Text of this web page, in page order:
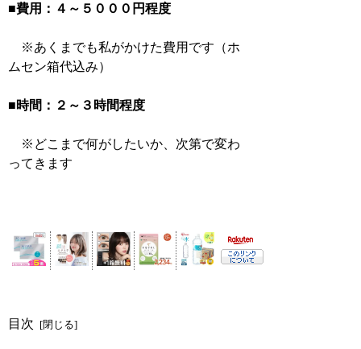
■費用：４～５０００円程度
※あくまでも私がかけた費用です（ホ
ムセン箱代込み）
■時間：２～３時間程度
※どこまで何がしたいか、次第で変わ
ってきます
目次